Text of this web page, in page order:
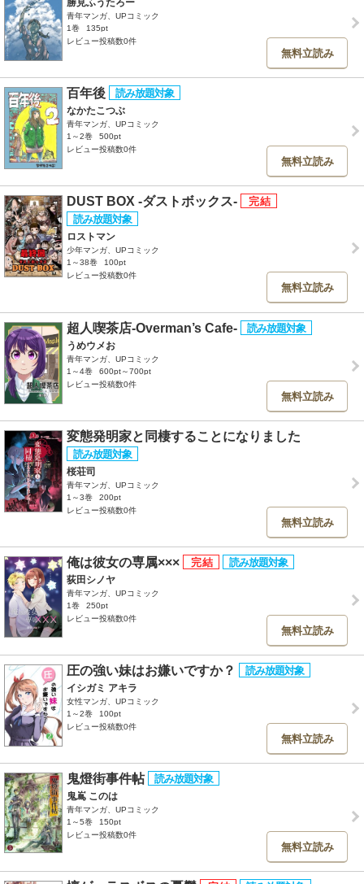
青年マンガ、UPコミック
1巻
135pt
レビュー投稿数0件
無料立読み
百年後
なかたこつぶ
青年マンガ、UPコミック
1～2巻
500pt
レビュー投稿数0件
無料立読み
DUST BOX -ダストボックス-
ロストマン
少年マンガ、UPコミック
1～38巻
100pt
レビュー投稿数0件
無料立読み
超人喫茶店-Overman’s Cafe-
うめウメお
青年マンガ、UPコミック
1～4巻
600pt～700pt
レビュー投稿数0件
無料立読み
変態発明家と同棲することになりました
桜荘司
青年マンガ、UPコミック
1～3巻
200pt
レビュー投稿数0件
無料立読み
俺は彼女の専属×××
荻田シノヤ
青年マンガ、UPコミック
1巻
250pt
レビュー投稿数0件
無料立読み
圧の強い妹はお嫌いですか？
イシガミ アキラ
女性マンガ、UPコミック
1～2巻
100pt
レビュー投稿数0件
無料立読み
鬼燈街事件帖
鬼嶌 このは
青年マンガ、UPコミック
1～5巻
150pt
レビュー投稿数0件
無料立読み